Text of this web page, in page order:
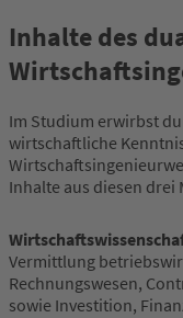
Inhalte des
Im Studium erwirbst
wirtschaftliche
Inhalte aus diesen
Vermittlung
Rechnungswesen,
sowie Investition,